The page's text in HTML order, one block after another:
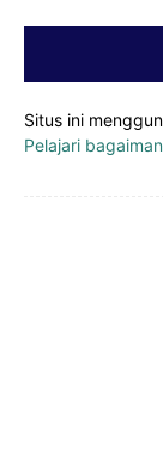
Situs ini
Pelajari